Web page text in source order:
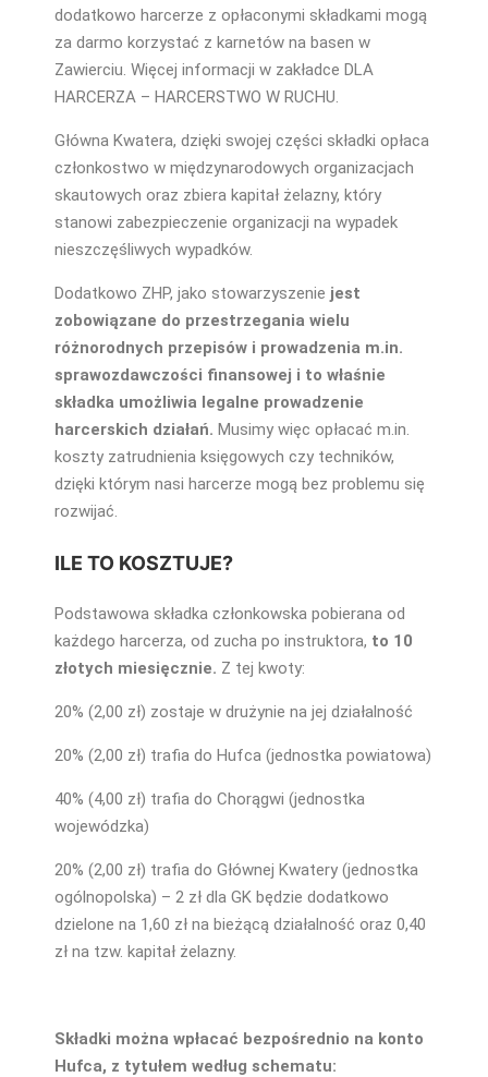
dodatkowo harcerze z opłaconymi składkami mogą
za darmo korzystać z karnetów na basen w
Zawierciu. Więcej informacji w zakładce DLA
HARCERZA – HARCERSTWO W RUCHU.
Główna Kwatera, dzięki swojej części składki opłaca
członkostwo w międzynarodowych organizacjach
skautowych oraz zbiera kapitał żelazny, który
stanowi zabezpieczenie organizacji na wypadek
nieszczęśliwych wypadków.
Dodatkowo ZHP, jako stowarzyszenie jest
zobowiązane do przestrzegania wielu
różnorodnych przepisów i prowadzenia m.in.
sprawozdawczości finansowej i to właśnie
składka umożliwia legalne prowadzenie
harcerskich działań. Musimy więc opłacać m.in.
koszty zatrudnienia księgowych czy techników,
dzięki którym nasi harcerze mogą bez problemu się
rozwijać.
ILE TO KOSZTUJE?
Podstawowa składka członkowska pobierana od
każdego harcerza, od zucha po instruktora, to 10
złotych miesięcznie. Z tej kwoty:
20% (2,00 zł) zostaje w drużynie na jej działalność
20% (2,00 zł) trafia do Hufca (jednostka powiatowa)
40% (4,00 zł) trafia do Chorągwi (jednostka
wojewódzka)
20% (2,00 zł) trafia do Głównej Kwatery (jednostka
ogólnopolska) – 2 zł dla GK będzie dodatkowo
dzielone na 1,60 zł na bieżącą działalność oraz 0,40
zł na tzw. kapitał żelazny.
Składki można wpłacać bezpośrednio na konto
Hufca, z tytułem według schematu: